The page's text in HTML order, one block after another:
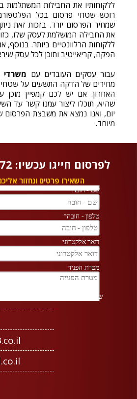
ללקוחותיו את החבילות המשתלמות
רוכש שטחי פרסום בכל
שמחיר הפרסום יורד. בזכות זאת
את החבילה המושלמת לעסק שלו,
ללקוחות הרלוונטיים ביותר. בנוסף,
הפקה, קריאייטיב ותוכן לכל עסק
עבור עסקים העובדים עם משרדי
מחירים של הדקה התשעים על שטחי
האחרון. אם יש לכם קמפיין מוכן
שהיא, תוכלו ליצור עמנו קשר עד
יום, ואנו נמצא את משבצת
מיוחד.
לפרסום חייגו עכשיו: 077-9966272
השאירו פרטים ונחזור